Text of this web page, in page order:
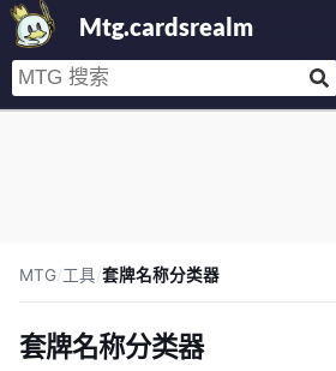
Mtg.cardsrealm
MTG/工具/套牌名称分类器
套牌名称分类器